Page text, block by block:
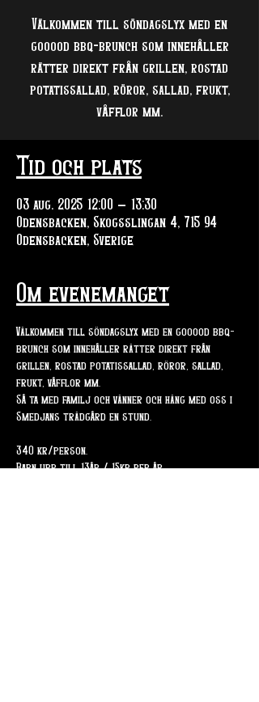
Välkommen till söndagslyx med en
gooood bbq-brunch som innehåller
rätter direkt från grillen, rostad
potatissallad, röror, sallad, frukt,
våfflor mm.
Tid och plats
03 aug. 2025 12:00 – 13:30
Odensbacken, Skogsslingan 4, 715 94
Odensbacken, Sverige
Om evenemanget
Välkommen till söndagslyx med en gooood bbq-
brunch som innehåller rätter direkt från
grillen, rostad potatissallad, röror, sallad,
frukt, våfflor mm.
Så ta med familj och vänner och häng med oss i
Smedjans trädgård en stund.
340 kr/person.
Barn upp till 13år / 15kr per år.